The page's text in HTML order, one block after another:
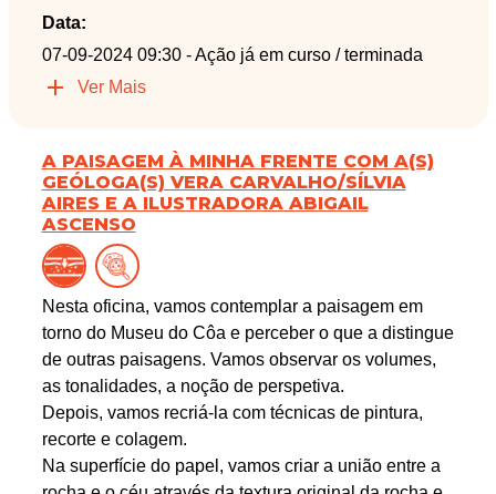
Data:
07-09-2024 09:30 - Ação já em curso / terminada
Ver Mais
A PAISAGEM À MINHA FRENTE COM A(S)
GEÓLOGA(S) VERA CARVALHO/SÍLVIA
AIRES E A ILUSTRADORA ABIGAIL
ASCENSO
Nesta oficina, vamos contemplar a paisagem em
torno do Museu do Côa e perceber o que a distingue
de outras paisagens. Vamos observar os volumes,
as tonalidades, a noção de perspetiva.
Depois, vamos recriá-la com técnicas de pintura,
recorte e colagem.
Na superfície do papel, vamos criar a união entre a